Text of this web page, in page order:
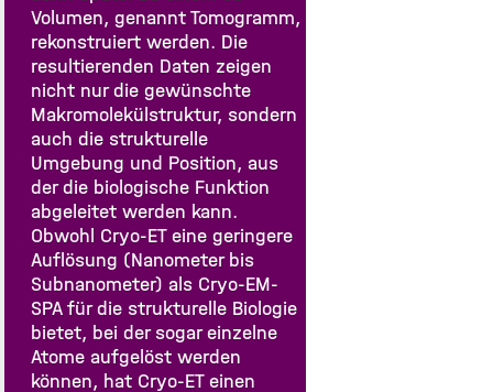
Volumen, genannt Tomogramm,
rekonstruiert werden. Die
resultierenden Daten zeigen
nicht nur die gewünschte
Makromolekülstruktur, sondern
auch die strukturelle
Umgebung und Position, aus
der die biologische Funktion
abgeleitet werden kann.
Obwohl Cryo-ET eine geringere
Auflösung (Nanometer bis
Subnanometer) als Cryo-EM-
SPA für die strukturelle Biologie
bietet, bei der sogar einzelne
Atome aufgelöst werden
können, hat Cryo-ET einen